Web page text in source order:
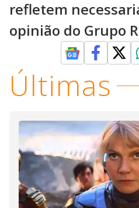
refletem
opinião do Grupo
Últimas